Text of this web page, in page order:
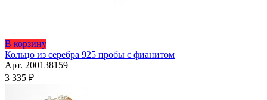
В корзинуЭтот
товар
имеет
Опции
Кольцо из серебра 925 пробы с фианитом
Арт. 200138159
3 335 ₽